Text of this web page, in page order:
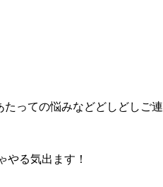
っての悩みなどどしどしご
やる気出ます！